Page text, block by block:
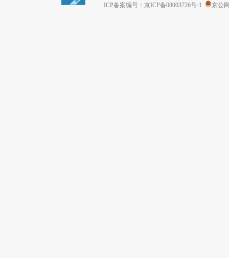
ICP备案编号：京ICP备08003726号-1
京公